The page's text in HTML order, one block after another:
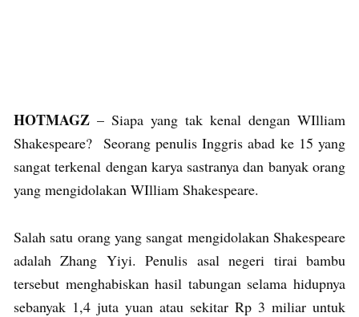
HOTMAGZ – Siapa yang tak kenal dengan WIlliam
Shakespeare? Seorang penulis Inggris abad ke 15 yang
sangat terkenal dengan karya sastranya dan banyak orang
yang mengidolakan WIlliam Shakespeare.
Salah satu orang yang sangat mengidolakan Shakespeare
adalah Zhang Yiyi. Penulis asal negeri tirai bambu
tersebut menghabiskan hasil tabungan selama hidupnya
sebanyak 1,4 juta yuan atau sekitar Rp 3 miliar untuk